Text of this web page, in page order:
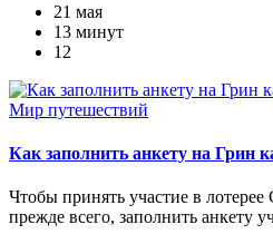
21 мая
13 минут
12
Мир путешествий
Как заполнить анкету на Грин
Чтобы принять участие в
прежде всего, заполнить анкету